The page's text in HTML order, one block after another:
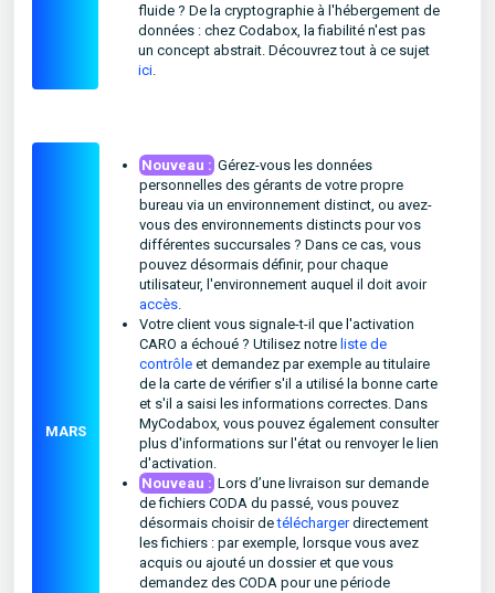
fluide ? De la cryptographie à l'hébergement de
données : chez Codabox, la fiabilité n'est pas
un concept abstrait. Découvrez tout à ce sujet
ici.
MARS
Nouveau : Gérez-vous les données
personnelles des gérants de votre propre
bureau via un environnement distinct, ou avez-
vous des environnements distincts pour vos
différentes succursales ? Dans ce cas, vous
pouvez désormais définir, pour chaque
utilisateur, l'environnement auquel il doit avoir
accès.
Votre client vous signale-t-il que l'activation
CARO a échoué ? Utilisez notre liste de
contrôle et demandez par exemple au titulaire
de la carte de vérifier s'il a utilisé la bonne carte
et s'il a saisi les informations correctes. Dans
MyCodabox, vous pouvez également consulter
plus d'informations sur l'état ou renvoyer le lien
d'activation.
Nouveau : Lors d’une livraison sur demande
de fichiers CODA du passé, vous pouvez
désormais choisir detéléchargerdirectement
les fichiers : par exemple, lorsque vous avez
acquis ou ajouté un dossier et que vous
demandez des CODA pour une période